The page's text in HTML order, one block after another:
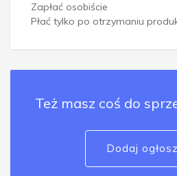
Zapłać osobiście
Płać tylko po otrzymaniu
Też masz coś do
Dodaj